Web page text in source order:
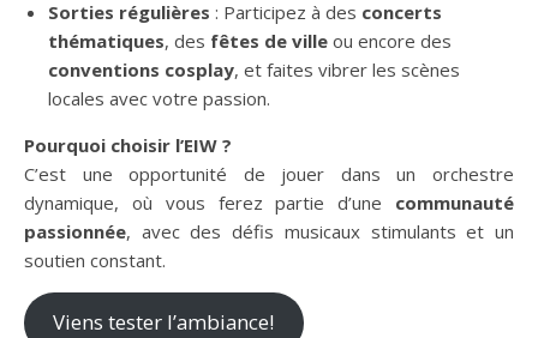
Sorties régulières : Participez à des concerts
thématiques, des fêtes de ville ou encore des
conventions cosplay, et faites vibrer les scènes
locales avec votre passion.
Pourquoi choisir l’EIW ?
C’est une opportunité de jouer dans un orchestre
dynamique, où vous ferez partie d’une communauté
passionnée, avec des défis musicaux stimulants et un
soutien constant.
Viens tester l’ambiance!